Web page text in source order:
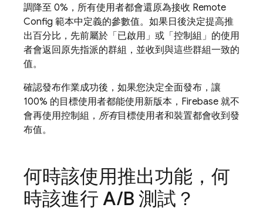
調降至 0%，所有使用者都會還原為接收 Remote
Config 範本中定義的參數值。如果日後決定提高推
出百分比，先前屬於「已啟用」或「控制組」的使用
者會返回原先指派的群組，並收到與這些群組一致的
值。
確認發布作業成功後，如果您決定全面發布，讓
100% 的目標使用者都能使用新版本，Firebase 就不
會再使用控制組， 所有目標使用者和裝置都會收到發
布值。
何時該使用推出功能，何
時該進行 A/B 測試？